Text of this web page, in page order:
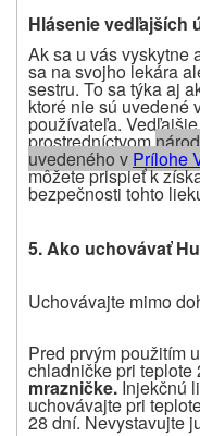
Hlásenie vedľajších
Ak sa u vás vyskytne
sa na svojho lekára
sestru. To sa týka aj
ktoré nie sú uvedené
používateľa.
prostredníctvom
uvedeného v Prílohe
môžete prispieť k
bezpečnosti tohto
5. Ako uchovávať
Uchovávajte mimo
Pred prvým použitím
chladničke pri teplote
mrazničke.Injekčnú
uchovávajte pri
28 dní. Nevystavujte